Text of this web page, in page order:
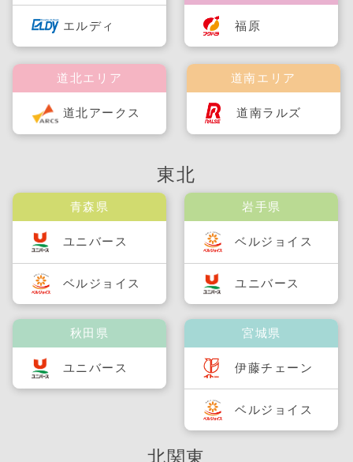
エルディ
道南エリア
道南ラルズ
道北エリア
道北アークス
福原
東北
青森県
ユニバース
ベルジョイス
秋田県
ユニバース
岩手県
ベルジョイス
ユニバース
宮城県
伊藤チェーン
ベルジョイス
北関東